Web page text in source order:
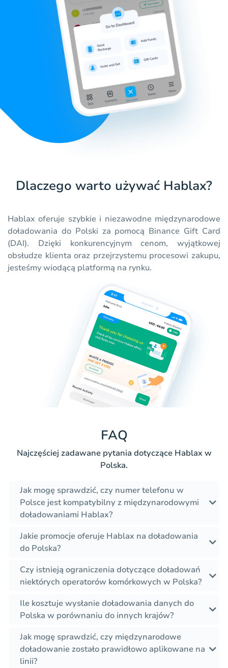
Dlaczego warto używać Hablax?
Hablax oferuje szybkie i niezawodne międzynarodowe
doładowania do Polski za pomocą Binance Gift Card
(DAI). Dzięki konkurencyjnym cenom, wyjątkowej
obsłudze klienta oraz przejrzystemu procesowi zakupu,
jesteśmy wiodącą platformą na rynku.
FAQ
Najczęściej zadawane pytania dotyczące Hablax w
Polska.
Jak mogę sprawdzić, czy numer telefonu w
Polsce jest kompatybilny z międzynarodowymi
doładowaniami Hablax?
Jakie promocje oferuje Hablax na doładowania
do Polska?
Czy istnieją ograniczenia dotyczące doładowań
niektórych operatorów komórkowych w Polska?
Ile kosztuje wysłanie doładowania danych do
Polska w porównaniu do innych krajów?
Jak mogę sprawdzić, czy międzynarodowe
doładowanie zostało prawidłowo aplikowane na
linii?